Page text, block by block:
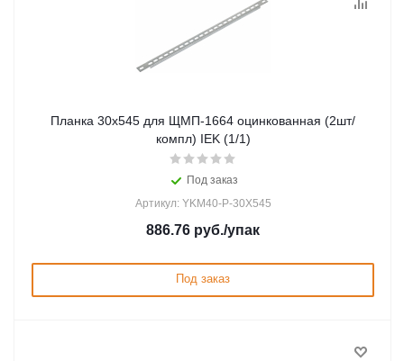
Планка 30х545 для ЩМП-1664 оцинкованная (2шт/
компл) IEK (1/1)
Под заказ
Артикул: YKM40-P-30X545
886.76 руб./упак
Под заказ